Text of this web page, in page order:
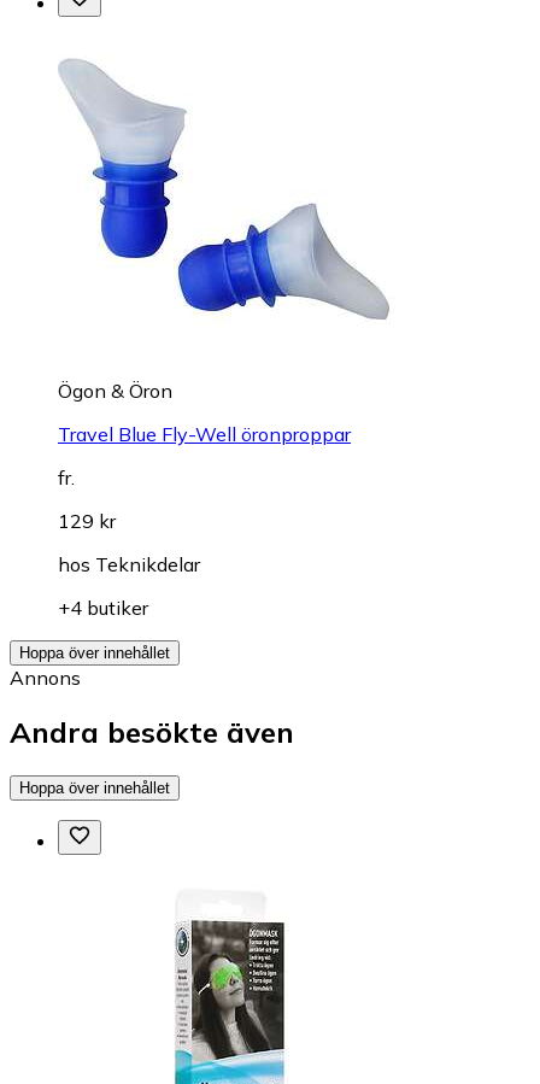
Ögon & Öron
Travel Blue Fly-Well öronproppar
fr.
129 kr
hos Teknikdelar
+4 butiker
Hoppa över innehållet
Annons
Andra besökte även
Hoppa över innehållet